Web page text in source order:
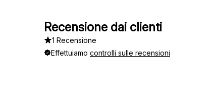
Recensione dai clienti
1 Recensione
Effettuiamo controlli sulle recensioni